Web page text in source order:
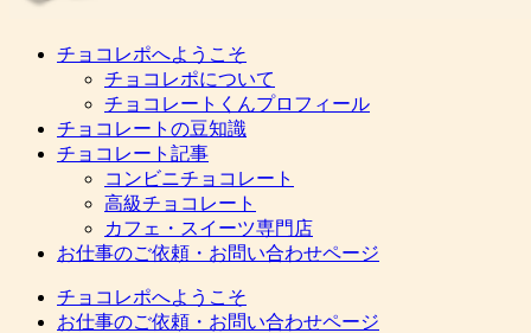
チョコレポへようこそ
チョコレポについて
チョコレートくんプロフィール
チョコレートの豆知識
チョコレート記事
コンビニチョコレート
高級チョコレート
カフェ・スイーツ専門店
お仕事のご依頼・お問い合わせページ
チョコレポへようこそ
お仕事のご依頼・お問い合わせページ